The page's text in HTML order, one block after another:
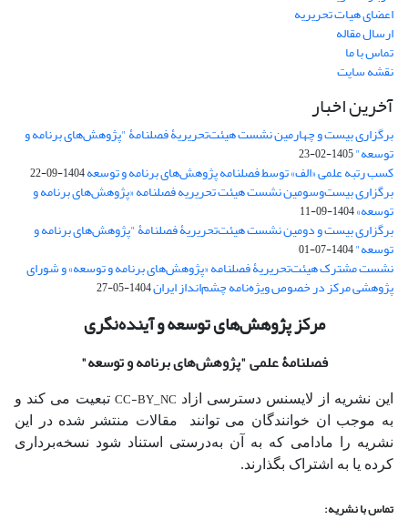
اعضای هیات تحریریه
ارسال مقاله
تماس با ما
نقشه سایت
آخرین اخبار
برگزاری بیست و چهارمین نشست هیئت‌تحریریۀ فصلنامۀ "پژوهش‌های برنامه و
توسعه"1405-02-23
کسب رتبه علمی «الف» توسط فصلنامه پژوهش‌های برنامه و توسعه1404-09-22
برگزاری بیست‌وسومین نشست هیئت‌ تحریریه فصلنامه «پژوهش‌های برنامه و
توسعه»1404-09-11
برگزاری بیست و دومین نشست هیئت‌تحریریۀ فصلنامۀ "پژوهش‌های برنامه و
توسعه"1404-07-01
نشست مشترک هیئت‌تحریریۀ فصلنامه «پژوهش‌های برنامه و توسعه» و شورای
پژوهشی مرکز در خصوص ویژه‌نامه چشم‌انداز ایران1404-05-27
مرکز پژوهش‌های توسعه و آینده‌نگری
فصلنامۀ علمی"پژوهش‌های برنامه و توسعه"
این نشریه از لایسنس دسترسی ازاد CC-BY_NC تبعیت می کند و
به موجب ان خوانندگان می توانند مقالات منتشر شده در این
نشریه را مادامی که به آن‌ به‌درستی استناد شود نسخه‌برداری
کرده یا به اشتراک بگذارند.
تماس با نشریه: